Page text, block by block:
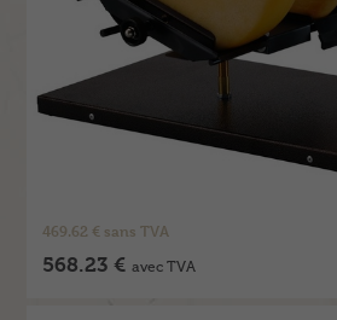
469.62 € sans TVA
568.23 €avec TVA